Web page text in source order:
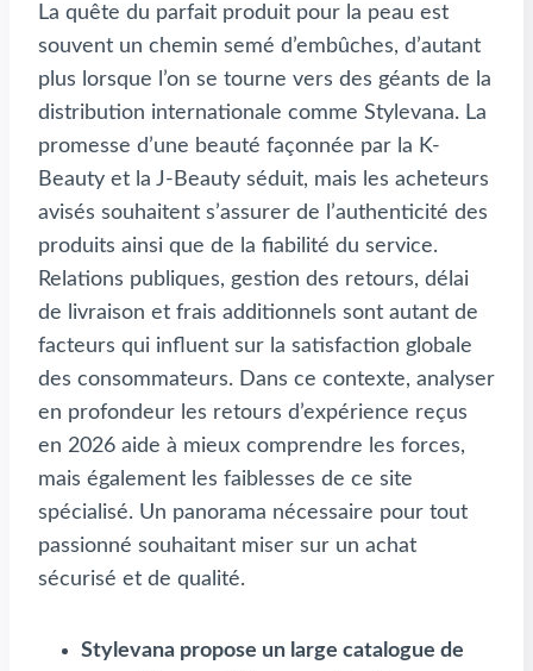
La quête du parfait produit pour la peau est
souvent un chemin semé d’embûches, d’autant
plus lorsque l’on se tourne vers des géants de la
distribution internationale comme Stylevana. La
promesse d’une beauté façonnée par la K-
Beauty et la J-Beauty séduit, mais les acheteurs
avisés souhaitent s’assurer de l’authenticité des
produits ainsi que de la fiabilité du service.
Relations publiques, gestion des retours, délai
de livraison et frais additionnels sont autant de
facteurs qui influent sur la satisfaction globale
des consommateurs. Dans ce contexte, analyser
en profondeur les retours d’expérience reçus
en 2026 aide à mieux comprendre les forces,
mais également les faiblesses de ce site
spécialisé. Un panorama nécessaire pour tout
passionné souhaitant miser sur un achat
sécurisé et de qualité.
Stylevana propose un large catalogue de